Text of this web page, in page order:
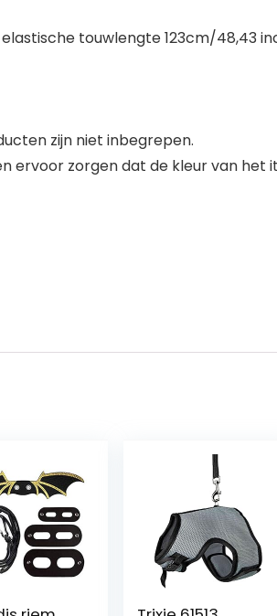
touwlengte 123cm/48,43
zijn niet inbegrepen.
ervoor zorgen dat de kleur van